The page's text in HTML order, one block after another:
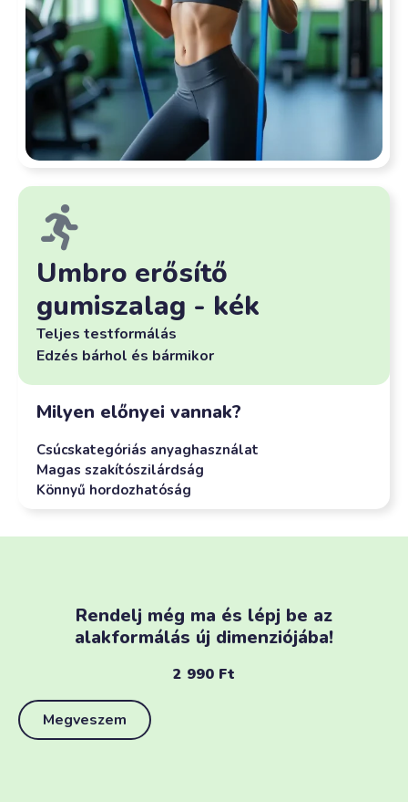
Umbro erősítő
gumiszalag - kék
Teljes testformálás
Edzés bárhol és bármikor
Milyen előnyei vannak?
Csúcskategóriás anyaghasználat
Magas szakítószilárdság
Könnyű hordozhatóság
Rendelj még ma és lépj be az
alakformálás új dimenziójába!
2 990 Ft
Megveszem